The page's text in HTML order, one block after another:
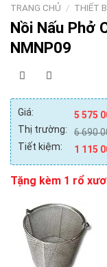
TRANG CHỦ / THIẾT
Nồi Nấu Phở
NMNP09
Giá: 5 575
Thị trường: 6 690
Tiết kiệm: 1 115
Tặng kèm 1 rổ